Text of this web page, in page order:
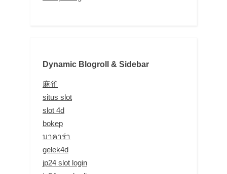
Dynamic Blogroll & Sidebar
麻雀
situs slot
slot 4d
bokep
บาคาร่า
gelek4d
jp24 slot login